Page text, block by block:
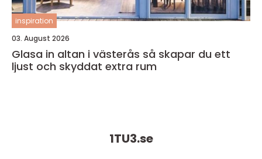
inspiration
03. August 2026
Glasa in altan i västerås så skapar du ett
ljust och skyddat extra rum
1TU3.se